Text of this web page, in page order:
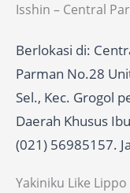
Isshin – Central
Berlokasi di:
Parman No.28
Sel., Kec. Grogol
Daerah Khusus
(021) 56985157.
Yakiniku Like